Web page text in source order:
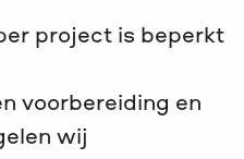
project is beperkt
voorbereiding en
wij